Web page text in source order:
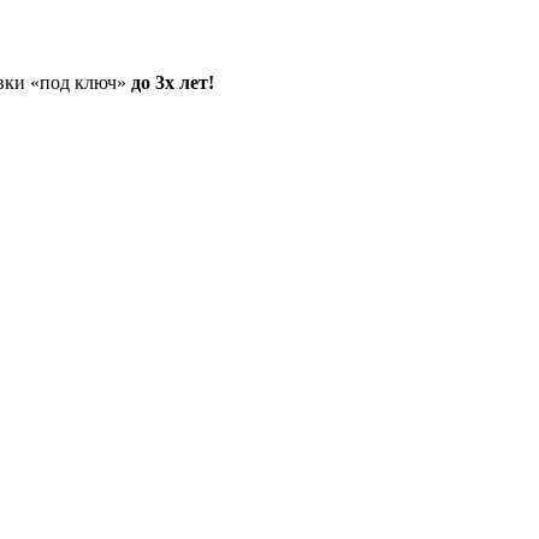
«под ключ» до 3х лет!